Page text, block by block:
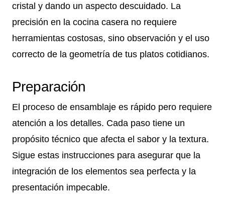
cristal y dando un aspecto descuidado. La
precisión en la cocina casera no requiere
herramientas costosas, sino observación y el uso
correcto de la geometría de tus platos cotidianos.
Preparación
El proceso de ensamblaje es rápido pero requiere
atención a los detalles. Cada paso tiene un
propósito técnico que afecta el sabor y la textura.
Sigue estas instrucciones para asegurar que la
integración de los elementos sea perfecta y la
presentación impecable.